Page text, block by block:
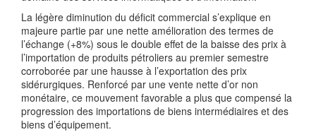
La légère diminution du déficit commercial s’explique en
majeure partie par une nette amélioration des termes de
l’échange (+8%) sous le double effet de la baisse des prix à
l’importation de produits pétroliers au premier semestre
corroborée par une hausse à l’exportation des prix
sidérurgiques. Renforcé par une vente nette d’or non
monétaire, ce mouvement favorable a plus que compensé la
progression des importations de biens intermédiaires et des
biens d’équipement.